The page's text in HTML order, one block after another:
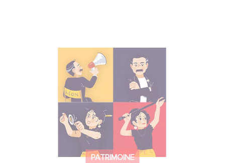
PATRIMOINE
"Alice et Léon font leur cinéma"